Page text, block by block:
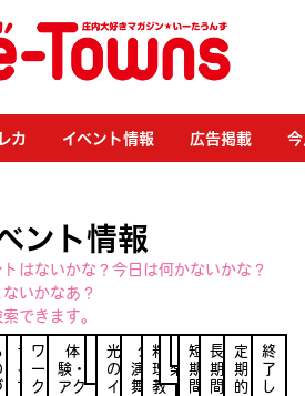
カ イベント情報 広告掲載
ント情報
はないかな？今日は何かないかな？
いかなあ？
できます。
ラ
イ
ブ
ワ
ー
ク
体
験・
アク
健
康
光
の
イ
公
演・
舞台
料
理
教
楽
食
短
期
間
長
期
間
定
期
的
終
了
し